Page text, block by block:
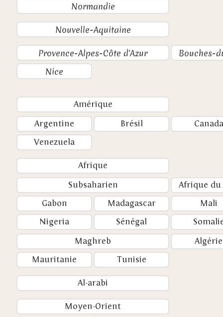
Normandie
Nouvelle-Aquitaine
Provence-Alpes-Côte d'Azur
Bouches-
Nice
Amérique
Argentine
Brésil
Canada
Venezuela
Afrique
Subsaharien
Afrique du
Gabon
Madagascar
Mali
Nigeria
Sénégal
Maghreb
Algérie
Mauritanie
Tunisie
Al-arabi
Moyen-Orient